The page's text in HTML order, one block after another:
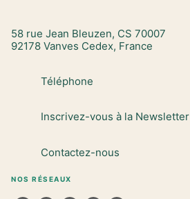
58 rue Jean Bleuzen, CS 70007
92178 Vanves Cedex, France
Téléphone
Inscrivez-vous à la Newsletter
Contactez-nous
NOS RÉSEAUX